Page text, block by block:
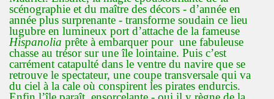
scénographie et du maître des décors - d’année en
année plus surprenante - transforme soudain ce lieu
lugubre en lumineux port d’attache de la fameuse
Hispanolia prête à embarquer pour une fabuleuse
chasse au trésor sur une île lointaine. Puis c’est
carrément catapulté dans le ventre du navire que se
retrouve le spectateur, une coupe transversale qui va
du ciel à la cale où conspirent les pirates endurcis.